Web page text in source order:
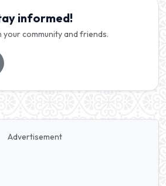
informed!
your community and friends.
Advertisement